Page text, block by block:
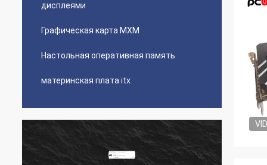
дисплеями
Графическая карта MXM
Настольная оперативная память
материнская плата itx